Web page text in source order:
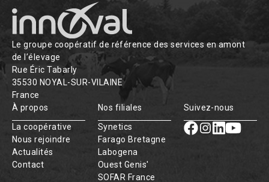
Le groupe coopératif de référence des services en amont
de l’élevage
Rue Éric Tabarly
35530 NOYAL-SUR-VILAINE
France
À propos
La coopérative
Nous rejoindre
Actualités
Contact
Nos filiales
Synetics
Farago Bretagne
Labogena
Ouest Genis'
SOFAR France
Suivez-nous